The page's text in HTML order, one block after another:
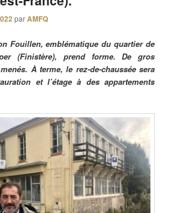
parAMFQ
Fouillen, emblématique du quartier de
(Finistère), prend forme. De gros
À terme, le rez-de-chaussée sera
et l’étage à des appartements